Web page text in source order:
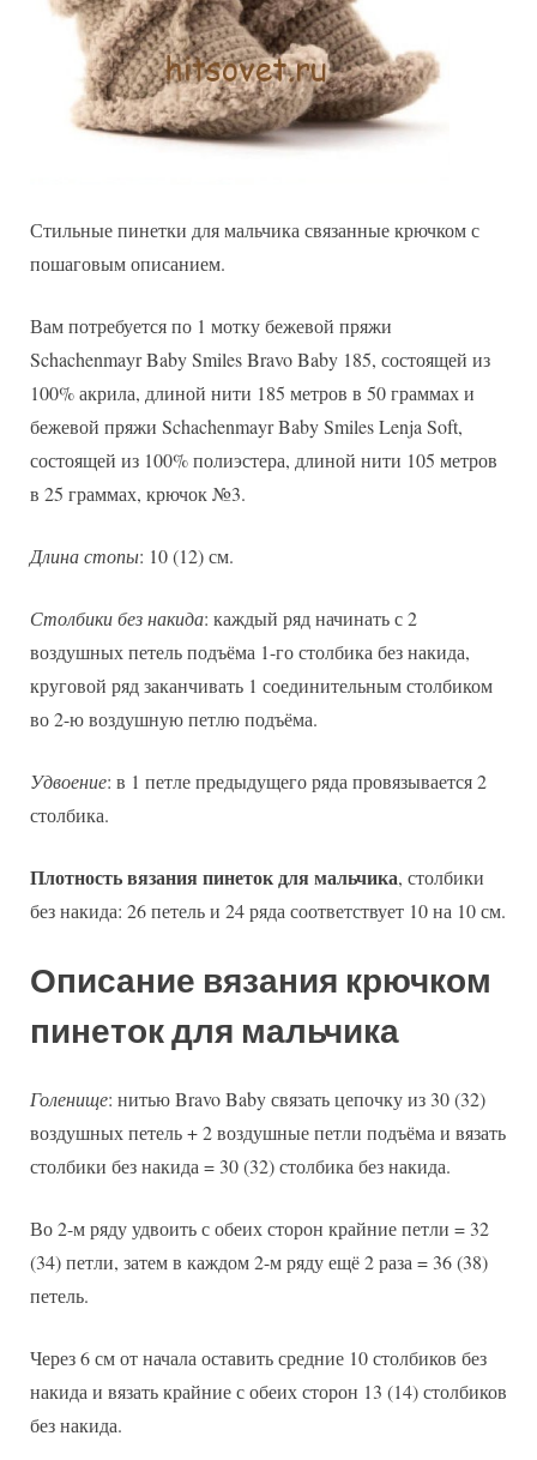
Стильные пинетки для мальчика связанные крючком с
пошаговым описанием.
Вам потребуется по 1 мотку бежевой пряжи
Schachenmayr Baby Smiles Bravo Baby 185, состоящей из
100% акрила, длиной нити 185 метров в 50 граммах и
бежевой пряжи Schachenmayr Baby Smiles Lenja Soft,
состоящей из 100% полиэстера, длиной нити 105 метров
в 25 граммах, крючок №3.
Длина стопы: 10 (12) см.
Столбики без накида: каждый ряд начинать с 2
воздушных петель подъёма 1-го столбика без накида,
круговой ряд заканчивать 1 соединительным столбиком
во 2-ю воздушную петлю подъёма.
Удвоение: в 1 петле предыдущего ряда провязывается 2
столбика.
Плотность вязания пинеток для мальчика, столбики
без накида: 26 петель и 24 ряда соответствует 10 на 10 см.
Описание вязания крючком
пинеток для мальчика
Голенище: нитью Bravo Baby связать цепочку из 30 (32)
воздушных петель + 2 воздушные петли подъёма и вязать
столбики без накида = 30 (32) столбика без накида.
Во 2-м ряду удвоить с обеих сторон крайние петли = 32
(34) петли, затем в каждом 2-м ряду ещё 2 раза = 36 (38)
петель.
Через 6 см от начала оставить средние 10 столбиков без
накида и вязать крайние с обеих сторон 13 (14) столбиков
без накида.